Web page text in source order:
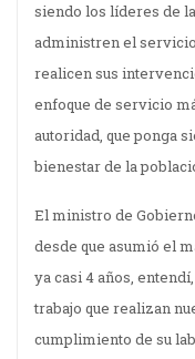
siendo los líderes de
administren el
realicen sus
enfoque de servicio
autoridad, que ponga
bienestar de la
El ministro de
desde que asumió el
ya casi 4 años,
trabajo que realizan
cumplimiento de su